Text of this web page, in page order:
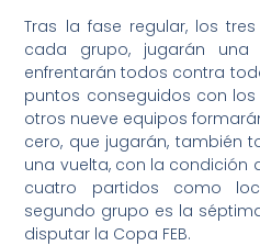
Tras la fase regular, los
cada grupo, jugarán
enfrentarán todos contra
puntos conseguidos con
otros nueve equipos
cero, que jugarán, también
una vuelta, con la condición
cuatro partidos como
segundo grupo es la
disputar la Copa FEB.